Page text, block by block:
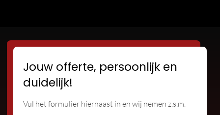
Jouw offerte, persoonlijk en
duidelijk!
Vul het formulier hiernaast in en wij nemen z.s.m.